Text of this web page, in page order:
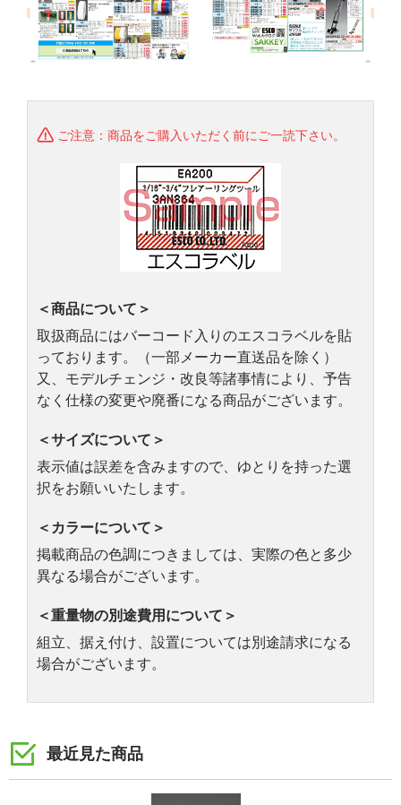
ご注意：商品をご購入いただく前にご一読下さい。
＜商品について＞
取扱商品にはバーコード入りのエスコラベルを貼
っております。（一部メーカー直送品を除く）
又、モデルチェンジ・改良等諸事情により、予告
なく仕様の変更や廃番になる商品がございます。
＜サイズについて＞
表示値は誤差を含みますので、ゆとりを持った選
択をお願いいたします。
＜カラーについて＞
掲載商品の色調につきましては、実際の色と多少
異なる場合がございます。
＜重量物の別途費用について＞
組立、据え付け、設置については別途請求になる
場合がございます。
最近見た商品